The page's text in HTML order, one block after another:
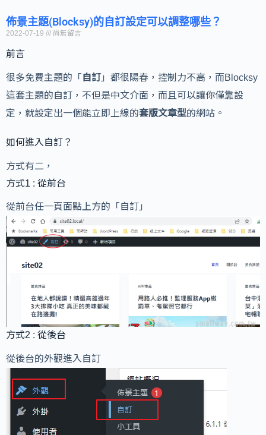
佈景主題(Blocksy)的自訂設定可以調整哪些？
2022-07-19 尚無留言
前言
很多免費主題的「 自訂 」都很陽春，控制力不高，而Blocksy
這套主題的自訂，不但是中文介面，而且可以讓你僅靠設
定，就設定出一個能立即上線的套版文章型的網站。
如何進入自訂？
方式有二，
方式1 : 從前台
從前台任一頁面點上方的「自訂」
方式2 : 從後台
從後台的外觀進入自訂